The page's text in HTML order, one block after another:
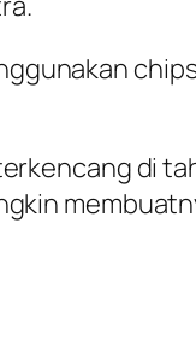
di